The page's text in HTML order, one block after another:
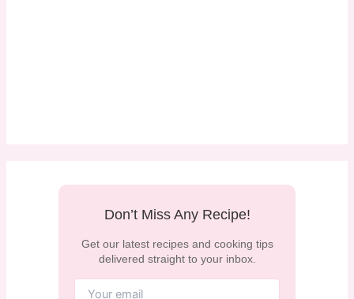
Don’t Miss Any Recipe!
Get our latest recipes and cooking tips
delivered straight to your inbox.